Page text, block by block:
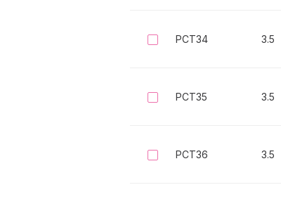
Seleccionar
PCT34 3.5
Seleccionar
PCT35 3.5
Seleccionar
PCT36 3.5